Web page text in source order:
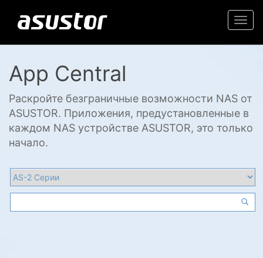
App Central
Раскройте безграничные возможности NAS от
ASUSTOR. Приложения, предустановленные в
каждом NAS устройстве ASUSTOR, это только
начало.